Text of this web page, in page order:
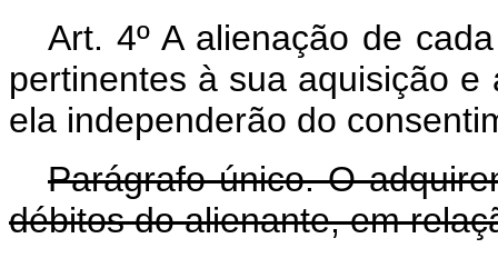
Art. 4º A alienação de
pertinentes à sua aquisição
ela independerão do
Parágrafo único. O
débitos do alienante, em